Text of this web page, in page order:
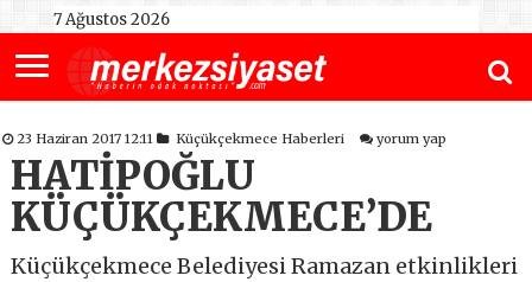
7 Ağustos 2026
23 Haziran 2017 12:11 Küçükçekmece Haberleri yorum yap
HATİPOĞLU
KÜÇÜKÇEKMECE’DE
Küçükçekmece Belediyesi Ramazan etkinlikleri